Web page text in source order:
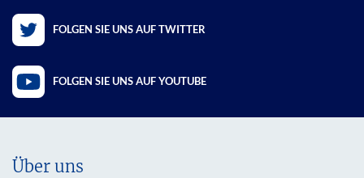
FOLGEN SIE UNS AUF TWITTER
FOLGEN SIE UNS AUF YOUTUBE
Über uns